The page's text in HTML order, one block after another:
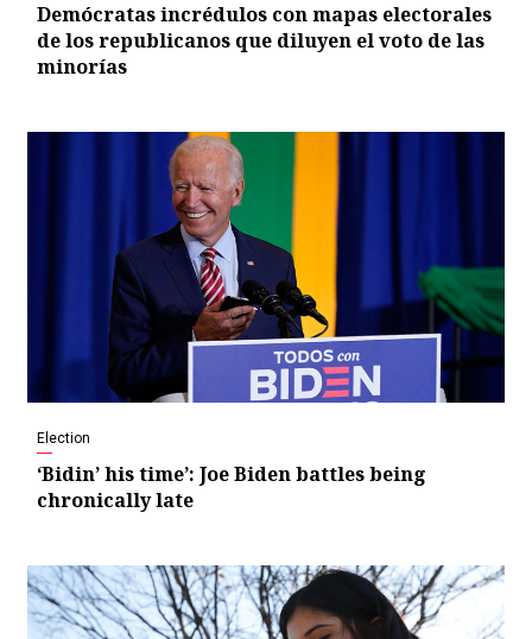
Demócratas incrédulos con mapas electorales
de los republicanos que diluyen el voto de las
minorías
Election
‘Bidin’ his time’: Joe Biden battles being
chronically late